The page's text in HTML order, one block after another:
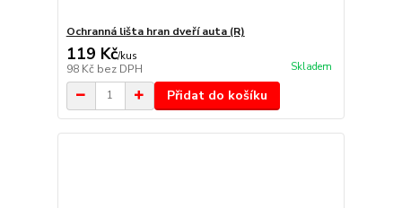
Ochranná lišta hran dveří auta (R)
119 Kč/kus
98 Kč bez DPH Skladem
Přidat do košíku